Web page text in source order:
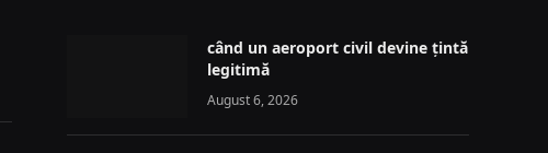
când un aeroport civil devine țintă
legitimă
August 6, 2026